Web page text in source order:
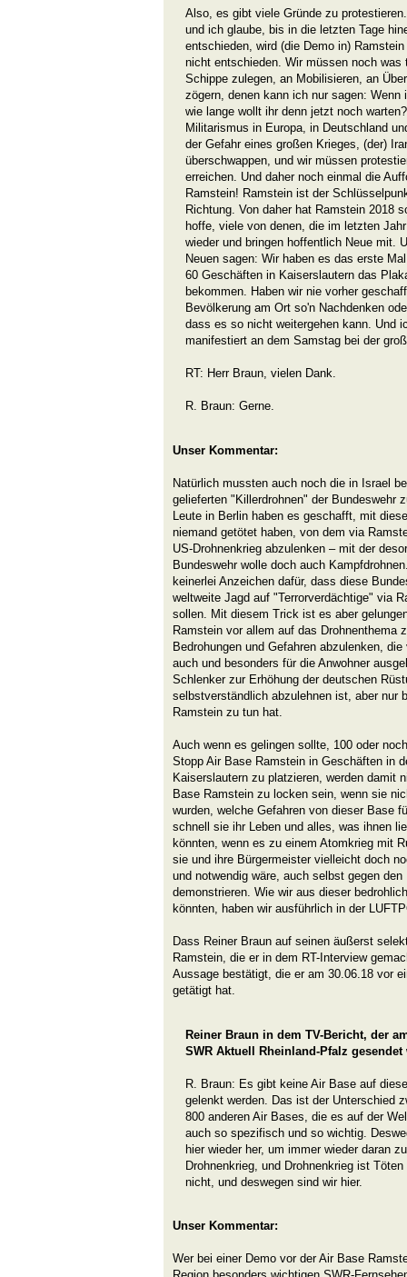
Also, es gibt viele Gründe zu
und ich glaube, bis in die letzten Tage
entschieden, wird (die Demo in)
nicht entschieden. Wir müssen noch was
Schippe zulegen, an Mobilisieren, an
zögern, denen kann ich nur sagen:
wie lange wollt ihr denn jetzt noch
Militarismus in Europa, in Deutschland
der Gefahr eines großen Krieges, (der)
überschwappen, und wir müssen
erreichen. Und daher noch einmal die
Ramstein! Ramstein ist der
Richtung. Von daher hat Ramstein 2018
hoffe, viele von denen, die im letzten
wieder und bringen hoffentlich Neue mit.
Neuen sagen: Wir haben es das erste
60 Geschäften in Kaiserslautern das
bekommen. Haben wir nie vorher
Bevölkerung am Ort so'n Nachdenken
dass es so nicht weitergehen kann. Und
manifestiert an dem Samstag bei der
RT: Herr Braun, vielen Dank.
R. Braun: Gerne.
Unser Kommentar:
Natürlich mussten auch noch die in Israel
gelieferten "Killerdrohnen" der Bundeswehr
Leute in Berlin haben es geschafft, mit
niemand getötet haben, von dem via
US-Drohnenkrieg abzulenken – mit der
Bundeswehr wolle doch auch
keinerlei Anzeichen dafür, dass diese
weltweite Jagd auf "Terrorverdächtige" via
sollen. Mit diesem Trick ist es aber
Ramstein vor allem auf das Drohnenthema
Bedrohungen und Gefahren abzulenken,
auch und besonders für die Anwohner
Schlenker zur Erhöhung der deutschen
selbstverständlich abzulehnen ist, aber nur
Ramstein zu tun hat.
Auch wenn es gelingen sollte, 100 oder
Stopp Air Base Ramstein in Geschäften in
Kaiserslautern zu platzieren, werden damit
Base Ramstein zu locken sein, wenn sie
wurden, welche Gefahren von dieser Base
schnell sie ihr Leben und alles, was ihnen
könnten, wenn es zu einem Atomkrieg mit
sie und ihre Bürgermeister vielleicht doch
und notwendig wäre, auch selbst gegen
demonstrieren. Wie wir aus dieser
könnten, haben wir ausführlich in der
Dass Reiner Braun auf seinen äußerst
Ramstein, die er in dem RT-Interview
Aussage bestätigt, die er am 30.06.18 vor
getätigt hat.
Reiner Braun in dem TV-Bericht, der
SWR Aktuell Rheinland-Pfalz gesendet
R. Braun: Es gibt keine Air Base auf
gelenkt werden. Das ist der Unterschied
800 anderen Air Bases, die es auf der
auch so spezifisch und so wichtig.
hier wieder her, um immer wieder daran
Drohnenkrieg, und Drohnenkrieg ist
nicht, und deswegen sind wir hier.
Unser Kommentar:
Wer bei einer Demo vor der Air Base